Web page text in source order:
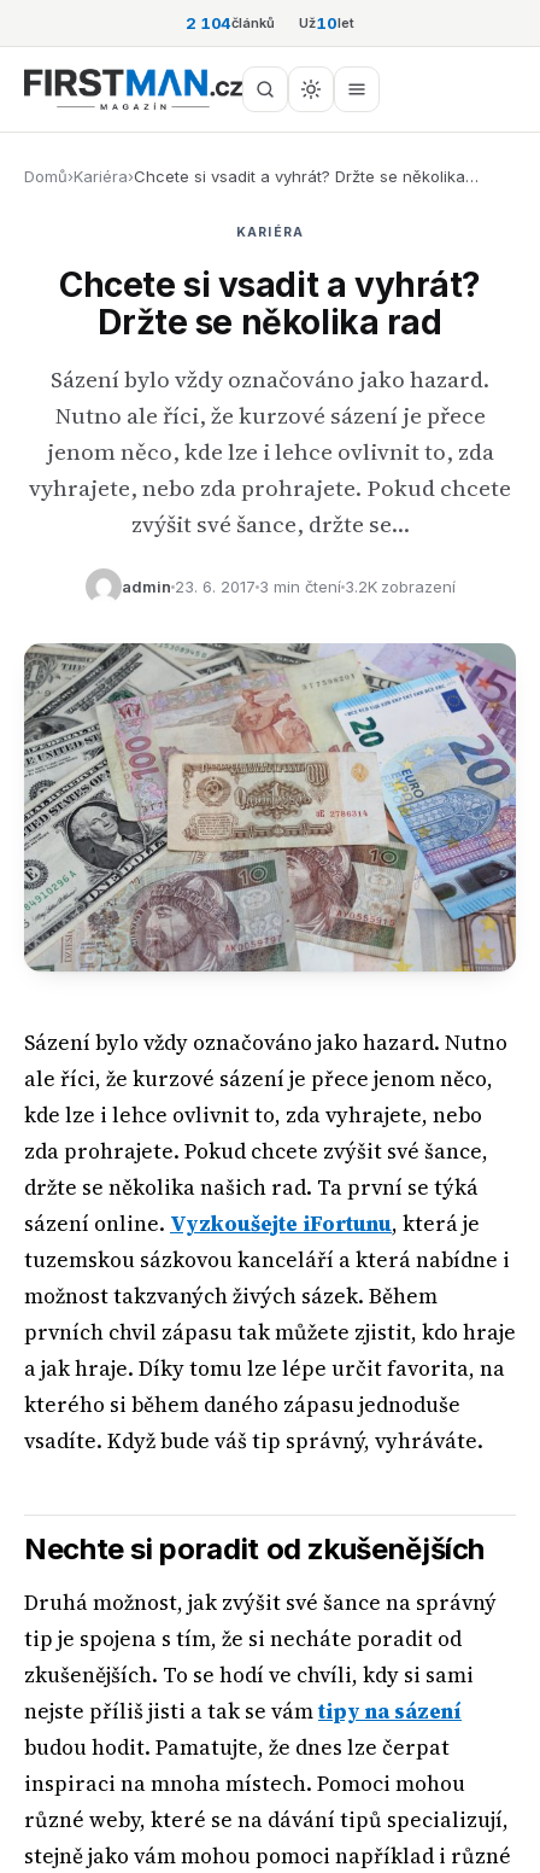
2 104článků Už10let
Domů›Kariéra›Chcete si vsadit a vyhrát? Držte se několika…
KARIÉRA
Chcete si vsadit a vyhrát?
Držte se několika rad
Sázení bylo vždy označováno jako hazard.
Nutno ale říci, že kurzové sázení je přece
jenom něco, kde lze i lehce ovlivnit to, zda
vyhrajete, nebo zda prohrajete. Pokud chcete
zvýšit své šance, držte se…
admin 23. 6. 2017 3 min čtení3.2K zobrazení
Sázení bylo vždy označováno jako hazard. Nutno
ale říci, že kurzové sázení je přece jenom něco,
kde lze i lehce ovlivnit to, zda vyhrajete, nebo
zda prohrajete. Pokud chcete zvýšit své šance,
držte se několika našich rad. Ta první se týká
sázení online. Vyzkoušejte iFortunu, která je
tuzemskou sázkovou kanceláří a která nabídne i
možnost takzvaných živých sázek. Během
prvních chvil zápasu tak můžete zjistit, kdo hraje
a jak hraje. Díky tomu lze lépe určit favorita, na
kterého si během daného zápasu jednoduše
vsadíte. Když bude váš tip správný, vyhráváte.
Nechte si poradit od zkušenějších
Druhá možnost, jak zvýšit své šance na správný
tip je spojena s tím, že si necháte poradit od
zkušenějších. To se hodí ve chvíli, kdy si sami
nejste příliš jisti a tak se vámtipy na sázení
budou hodit. Pamatujte, že dnes lze čerpat
inspiraci na mnoha místech. Pomoci mohou
různé weby, které se na dávání tipů specializují,
stejně jako vám mohou pomoci například i různé